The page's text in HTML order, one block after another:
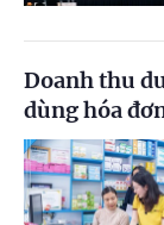
Doanh thu
dùng hóa